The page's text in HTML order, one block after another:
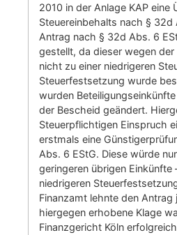
2010 in der Anlage KAP eine
Steuereinbehalts nach § 32d
Antrag nach § 32d Abs. 6
gestellt, da dieser wegen
nicht zu einer niedrigeren
Steuerfestsetzung wurde
wurden
der Bescheid geändert.
Steuerpflichtigen Einspruch
erstmals eine
Abs. 6 EStG. Diese würde
geringeren übrigen Einkünfte
niedrigeren
Finanzamt lehnte den Antrag
hiergegen erhobene Klage
Finanzgericht Köln